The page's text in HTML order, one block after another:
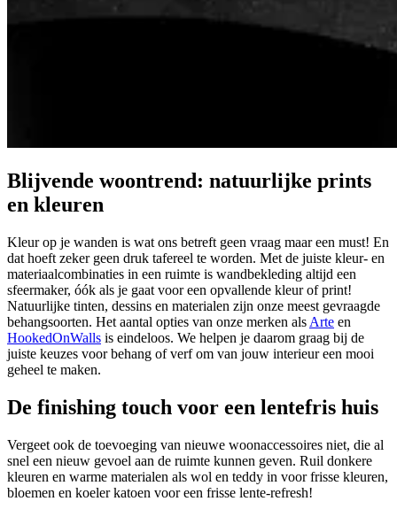
Blijvende woontrend: natuurlijke prints
en kleuren
Kleur op je wanden is wat ons betreft geen vraag maar een must! En
dat hoeft zeker geen druk tafereel te worden. Met de juiste kleur- en
materiaalcombinaties in een ruimte is wandbekleding altijd een
sfeermaker, óók als je gaat voor een opvallende kleur of print!
Natuurlijke tinten, dessins en materialen zijn onze meest gevraagde
behangsoorten. Het aantal opties van onze merken als Arte en
HookedOnWalls is eindeloos. We helpen je daarom graag bij de
juiste keuzes voor behang of verf om van jouw interieur een mooi
geheel te maken.
De finishing touch voor een lentefris huis
Vergeet ook de toevoeging van nieuwe woonaccessoires niet, die al
snel een nieuw gevoel aan de ruimte kunnen geven. Ruil donkere
kleuren en warme materialen als wol en teddy in voor frisse kleuren,
bloemen en koeler katoen voor een frisse lente-refresh!